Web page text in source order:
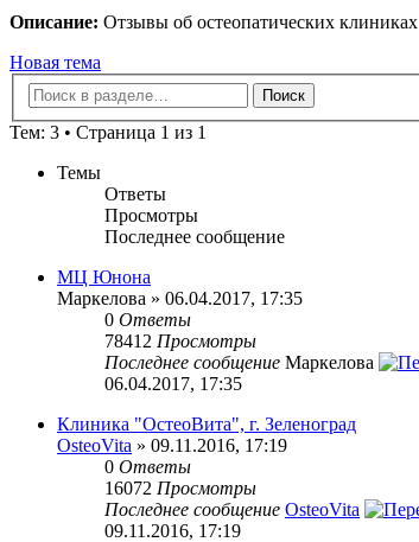
Описание: Отзывы об остеопатических клиниках
Новая тема
Тем: 3 • Страница 1 из 1
Темы
Ответы
Просмотры
Последнее сообщение
МЦ Юнона
Маркелова » 06.04.2017, 17:35
0 Ответы
78412 Просмотры
Последнее сообщение Маркелова
06.04.2017, 17:35
Клиника "ОстеоВита", г. Зеленоград
OsteoVita » 09.11.2016, 17:19
0 Ответы
16072 Просмотры
Последнее сообщение OsteoVita
09.11.2016, 17:19